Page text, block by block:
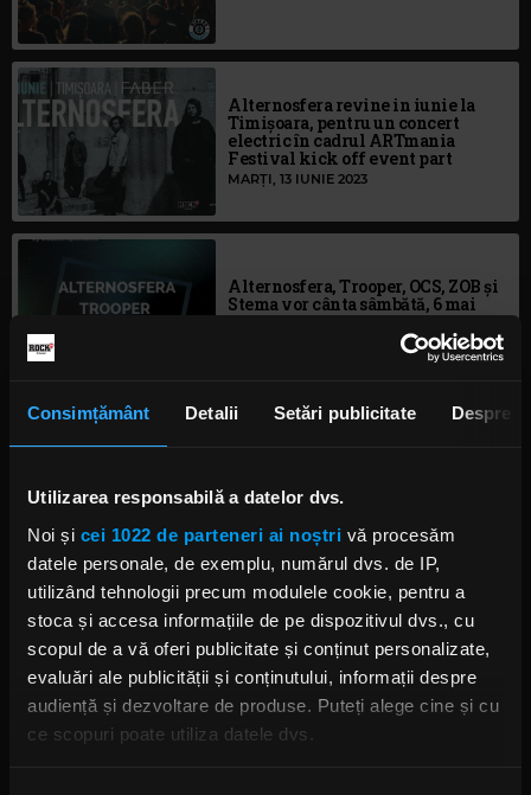
Consimțământ Detalii Setări publicitate Despre
Utilizarea responsabilă a datelor dvs.
Noi și cei 1022 de parteneri ai noștri vă procesăm
datele personale, de exemplu, numărul dvs. de IP,
utilizând tehnologii precum modulele cookie, pentru a
stoca și accesa informațiile de pe dispozitivul dvs., cu
scopul de a vă oferi publicitate și conținut personalizate,
evaluări ale publicității și conținutului, informații despre
audiență și dezvoltare de produse. Puteți alege cine și cu
ce scopuri poate utiliza datele dvs.
Alternosfera revine in iunie la
Timișoara, pentru un concert
electric în cadrul ARTmania
Festival kick off event part
MARȚI, 13 IUNIE 2023
Alternosfera, Trooper, OCS, ZOB și
Stema vor cânta sâmbătă, 6 mai
2023, la Arenele Romane
IRINA-MARIA MARINESCU
Alternosfera lansează „Imnuri de
război” și anunță datele turneului
național
MARȚI, 21 FEBRUARIE 2023